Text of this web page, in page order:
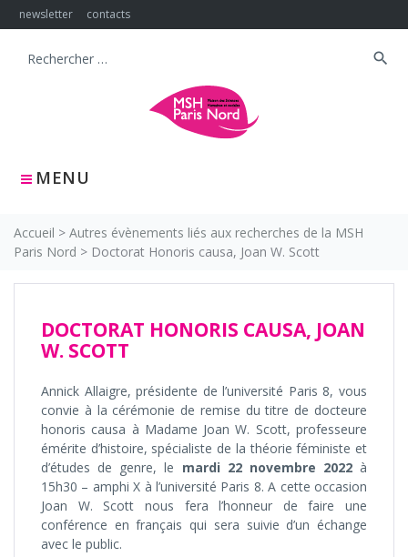
Skip
to
newsletter contacts
MENU
Search
search
Accueil > Autres évènements liés aux recherches de la MSH
Paris Nord > Doctorat Honoris causa, Joan W. Scott
DOCTORAT HONORIS CAUSA, JOAN
W. SCOTT
Annick Allaigre, présidente de l’université Paris 8, vous
convie à la cérémonie de remise du titre de docteure
honoris causa à Madame Joan W. Scott, professeure
émérite d’histoire, spécialiste de la théorie féministe et
d’études de genre, le mardi 22 novembre 2022à
15h30 – amphi X à l’université Paris 8. A cette occasion
Joan W. Scott nous fera l’honneur de faire une
conférence en français qui sera suivie d’un échange
avec le public.